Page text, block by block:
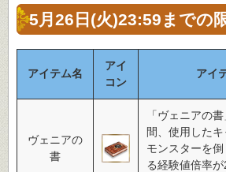
5月26日(火)23:59までの
アイテム名
アイ
コン
アイ
ヴェニアの
書
「ヴェニアの
間、使用した
モンスターを
る経験値倍率